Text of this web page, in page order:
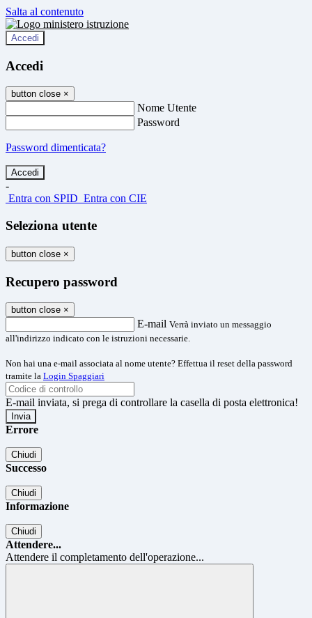
Salta al contenuto
Accedi
Accedi
button close ×
Nome Utente
Password
Password dimenticata?
-
Entra con SPID Entra con CIE
Seleziona utente
button close ×
Recupero password
button close ×
E-mail Verrà inviato un messaggio
all'indirizzo indicato con le istruzioni necessarie.
Non hai una e-mail associata al nome utente? Effettua il reset della password
tramite la Login Spaggiari
E-mail inviata, si prega di controllare la casella di posta elettronica!
Errore
Chiudi
Successo
Chiudi
Informazione
Chiudi
Attendere...
Attendere il completamento dell'operazione...